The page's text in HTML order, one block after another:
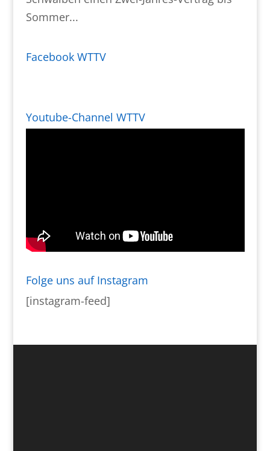
Sommer...
Facebook WTTV
Youtube-Channel WTTV
Folge uns auf Instagram
[instagram-feed]